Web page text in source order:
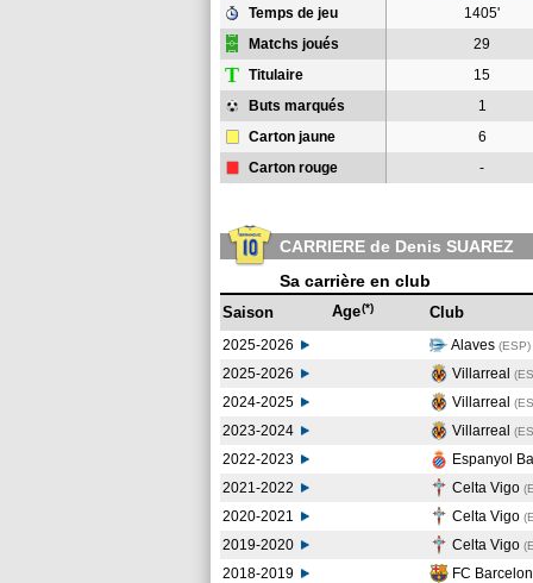
Temps de jeu
1405'
Matchs joués 29
T Titulaire 15
Buts marqués 1
Carton jaune 6
Carton rouge -
CARRIERE de Denis SUAREZ
Sa carrière en club
Saison Age(*) Club
2025-2026 Alaves (ESP)
2025-2026
Villarreal
2024-2025
Villarreal
2023-2024
Villarreal
2022-2023
Espanyol
2021-2022
Celta Vigo
2020-2021
Celta Vigo
2019-2020
Celta Vigo
2018-2019
FC